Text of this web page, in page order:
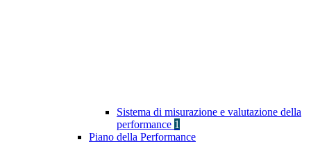
Sistema di misurazione e valutazione della
performance 1
Piano della Performance